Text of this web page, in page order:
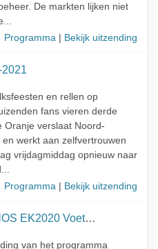
De markten lijken niet
Programma | Bekijk uitzending
en rellen op
fans vieren derde
Oranje verslaat Noord-
en werkt aan zelfvertrouwen
vrijdagmiddag opnieuw naar
Programma | Bekijk uitzending
Voetbal: Noord-Macedonië - Nederland Voorbeschouwing
van het programma